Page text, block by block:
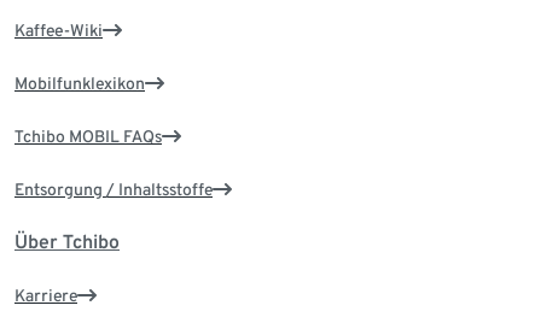
Kaffee-Wiki
Mobilfunklexikon
Tchibo MOBIL FAQs
Entsorgung / Inhaltsstoffe
Über Tchibo
Karriere